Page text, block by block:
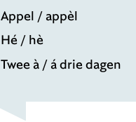
Appel / appèl
Hé / hè
Twee à / á drie dagen